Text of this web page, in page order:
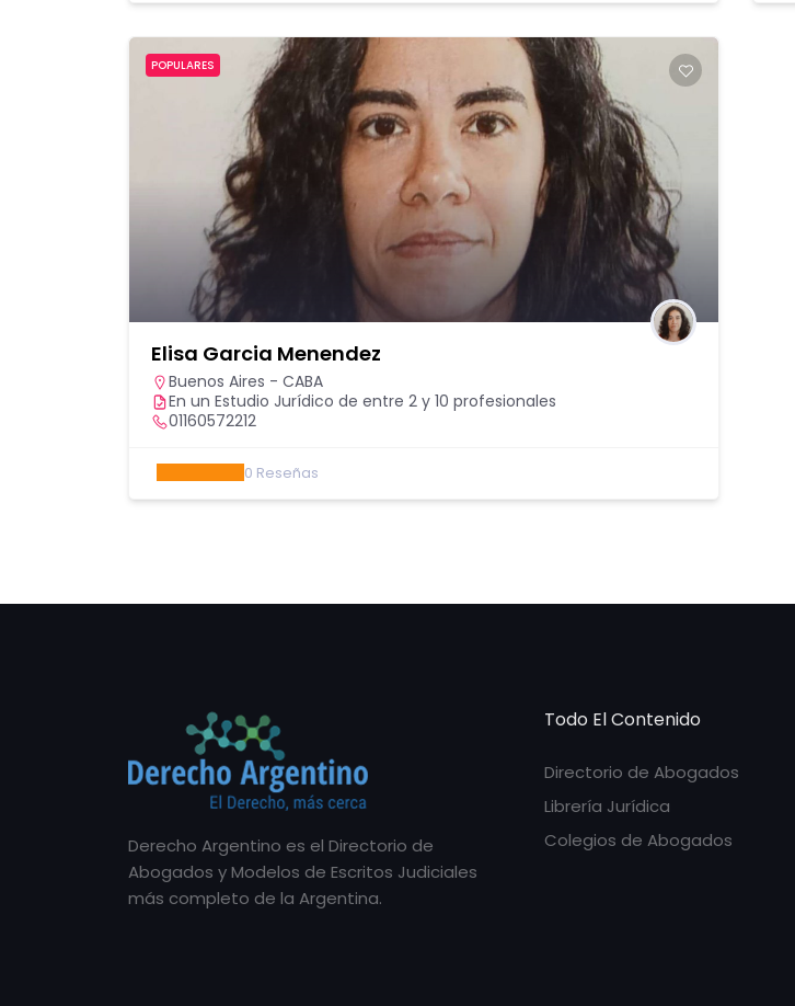
POPULARES
Elisa Garcia Menendez
Buenos Aires - CABA
En un Estudio Jurídico de entre 2 y 10 profesionales
01160572212
0 Reseñas
Derecho Argentino es el Directorio de
Abogados y Modelos de Escritos Judiciales
más completo de la Argentina.
Todo El Contenido
Directorio de Abogados
Librería Jurídica
Colegios de Abogados